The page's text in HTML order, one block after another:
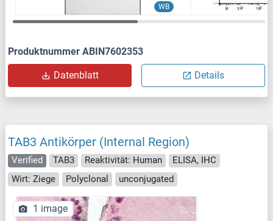
WB
Produktnummer ABIN7602353
Datenblatt Details
TAB3 Antikörper (Internal Region)
Verified TAB3 Reaktivität: Human
ELISA, IHC
Wirt: Ziege
Polyclonal unconjugated
1 image